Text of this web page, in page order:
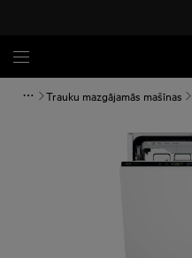
Trauku mazgājamās mašīnas